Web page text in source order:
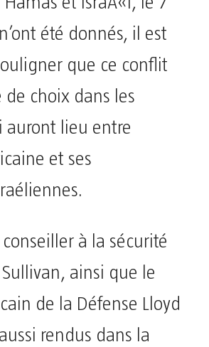
été donnés, il est
que ce conflit
choix dans les
auront lieu entre
et ses
à la sécurité
ainsi que le
de la Défense Lloyd
rendus dans la